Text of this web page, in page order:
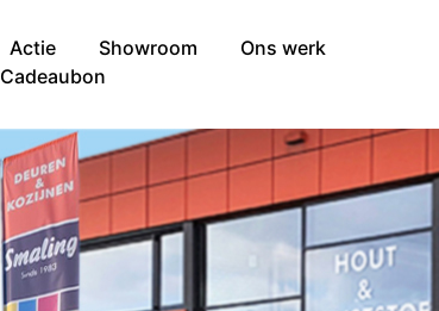
Actie Showroom
Ons werk
Cadeaubon